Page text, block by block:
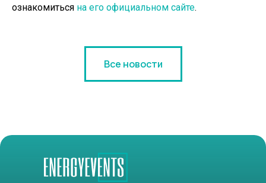
ознакомиться на его официальном сайте.
Все новости